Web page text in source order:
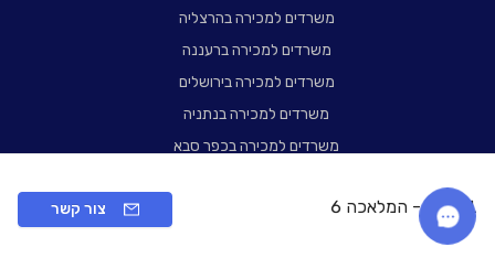
REIT 1 - המלאכה 6 צור קשר
משרדים למכירה בהרצליה
משרדים למכירה ברעננה
משרדים למכירה בירושלים
משרדים למכירה בנתניה
משרדים למכירה בכפר סבא